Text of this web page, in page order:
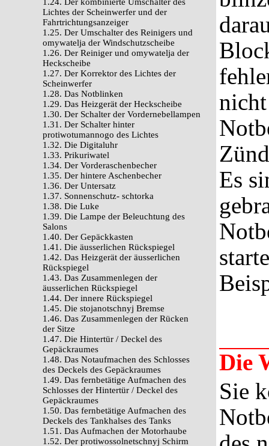
Lichtes der Scheinwerfer und der
Fahrtrichtungsanzeiger
1.25. Der Umschalter des Reinigers und
omywatelja der Windschutzscheibe
1.26. Der Reiniger und omywatelja der
Heckscheibe
1.27. Der Korrektor des Lichtes der
Scheinwerfer
1.28. Das Notblinken
1.29. Das Heizgerät der Heckscheibe
1.30. Der Schalter der Vordernebellampen
1.31. Der Schalter hinter
protiwotumannogo des Lichtes
1.32. Die Digitaluhr
1.33. Prikuriwatel
1.34. Der Vorderaschenbecher
1.35. Der hintere Aschenbecher
1.36. Der Untersatz
1.37. Sonnenschutz- schtorka
1.38. Die Luke
1.39. Die Lampe der Beleuchtung des
Salons
1.40. Der Gepäckkasten
1.41. Die äusserlichen Rückspiegel
1.42. Das Heizgerät der äusserlichen
Rückspiegel
1.43. Das Zusammenlegen der
äusserlichen Rückspiegel
1.44. Der innere Rückspiegel
1.45. Die stojanotschnyj Bremse
1.46. Das Zusammenlegen der Rücken
der Sitze
1.47. Die Hintertür / Deckel des
Gepäckraumes
1.48. Das Notaufmachen des Schlosses
des Deckels des Gepäckraumes
1.49. Das fernbetätige Aufmachen des
Schlosses der Hintertür / Deckel des
Gepäckraumes
1.50. Das fernbetätige Aufmachen des
Deckels des Tankhalses des Tanks
1.51. Das Aufmachen der Motorhaube
1.52. Der protiwossolnetschnyj Schirm
Es
Die
Sie